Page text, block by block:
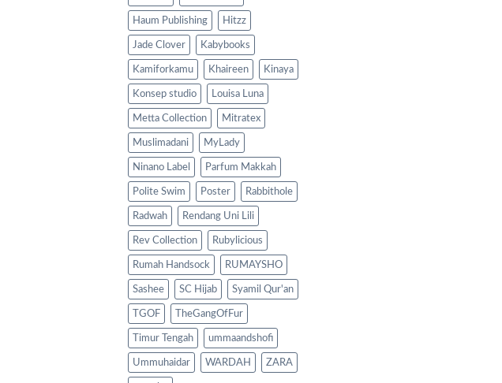
Haum Publishing Hitzz
Jade Clover Kabybooks
Kamiforkamu Khaireen Kinaya
Konsep studio Louisa Luna
Metta Collection Mitratex
Muslimadani MyLady
Ninano Label Parfum Makkah
Polite Swim Poster Rabbithole
Radwah Rendang Uni Lili
Rev Collection Rubylicious
Rumah Handsock RUMAYSHO
Sashee SC Hijab Syamil Qur'an
TGOF TheGangOfFur
Timur Tengah ummaandshofi
Ummuhaidar WARDAH ZARA